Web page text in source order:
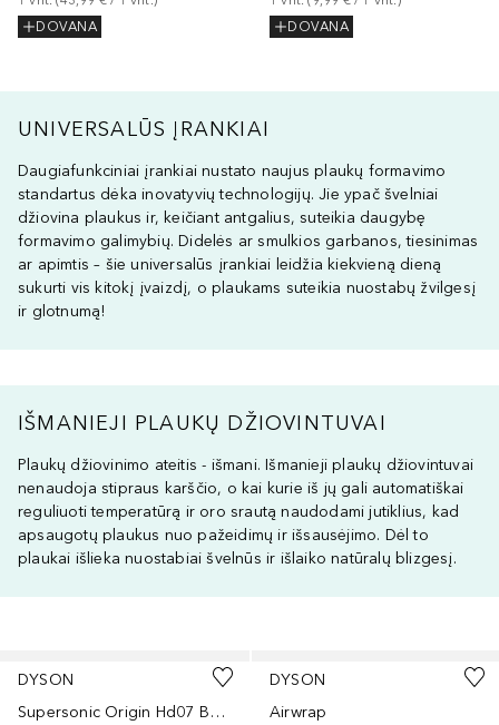
DOVANA
DOVANA
UNIVERSALŪS ĮRANKIAI
Daugiafunkciniai įrankiai nustato naujus plaukų formavimo
standartus dėka inovatyvių technologijų. Jie ypač švelniai
džiovina plaukus ir, keičiant antgalius, suteikia daugybę
formavimo galimybių. Didelės ar smulkios garbanos, tiesinimas
ar apimtis – šie universalūs įrankiai leidžia kiekvieną dieną
sukurti vis kitokį įvaizdį, o plaukams suteikia nuostabų žvilgesį
ir glotnumą!
IŠMANIEJI PLAUKŲ DŽIOVINTUVAI
Plaukų džiovinimo ateitis - išmani. Išmanieji plaukų džiovintuvai
nenaudoja stipraus karščio, o kai kurie iš jų gali automatiškai
reguliuoti temperatūrą ir oro srautą naudodami jutiklius, kad
apsaugotų plaukus nuo pažeidimų ir išsausėjimo. Dėl to
plaukai išlieka nuostabiai švelnūs ir išlaiko natūralų blizgesį.
DYSON
Supersonic Origin Hd07 Bk/Bk/N
DYSON
Airwrap